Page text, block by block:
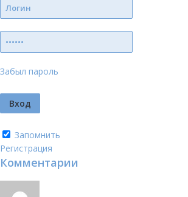
Забыл пароль
Запомнить
Регистрация
Комментарии